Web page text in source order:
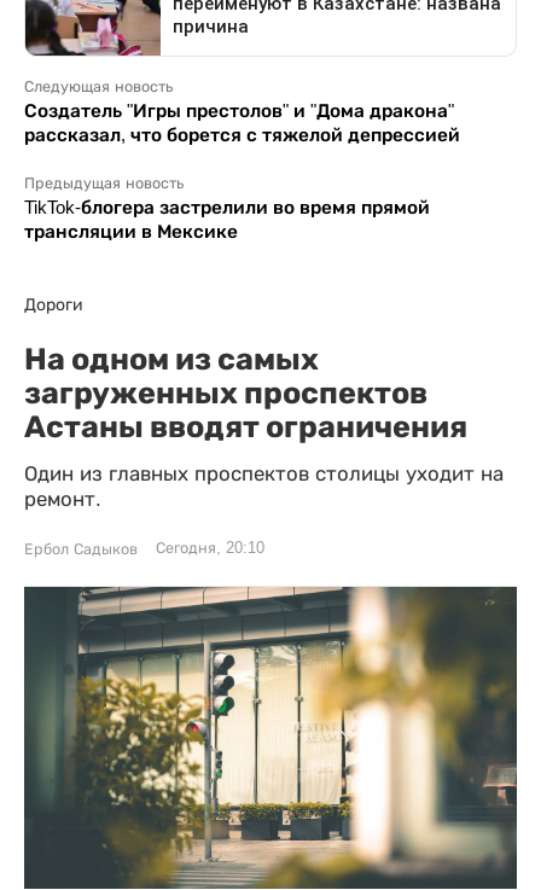
Следующая новость
Создатель "Игры престолов" и "Дома дракона"
рассказал, что борется с тяжелой депрессией
Предыдущая новость
TikTok-блогера застрелили во время прямой
трансляции в Мексике
Дороги
На одном из самых
загруженных проспектов
Астаны вводят ограничения
Один из главных проспектов столицы уходит на
ремонт.
Ербол Садыков Сегодня, 20:10